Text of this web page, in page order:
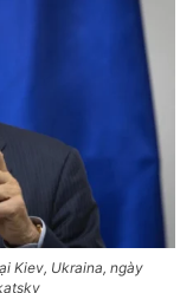
Kiev, Ukraina, ngày